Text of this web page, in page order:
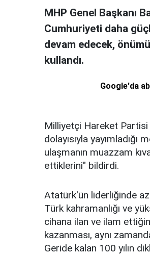
MHP Genel Başkanı
Cumhuriyeti daha
devam edecek,
kullandı.
Google'da
Milliyetçi Hareket Partisi
dolayısıyla
ulaşmanın muazzam
ettiklerini" bildirdi.
Atatürk'ün liderliğinde
Türk kahramanlığı ve
cihana ilan ve ilam
kazanması, aynı
Geride kalan 100 yılın